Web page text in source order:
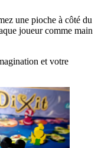
une pioche à côté du
joueur comme main
et votre